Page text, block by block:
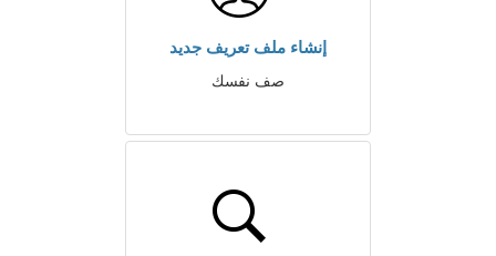
إنشاء ملف تعريف جديد
صف نفسك